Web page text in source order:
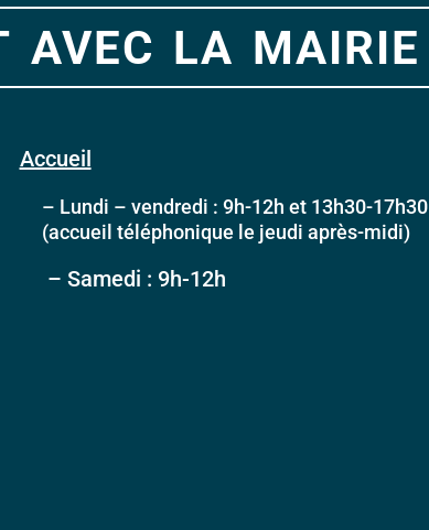
la mairie
Accueil
– Lundi – vendredi : 9h-12h et 13h30-17h30
(accueil téléphonique le jeudi après-midi)
– Samedi : 9h-12h